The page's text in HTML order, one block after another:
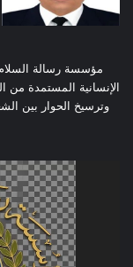
الإنسانية المستمدة من
وترسيخ الحوار بين